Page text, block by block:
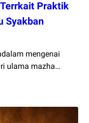
Praktik
Syakban
mengenai
ulama mazha…